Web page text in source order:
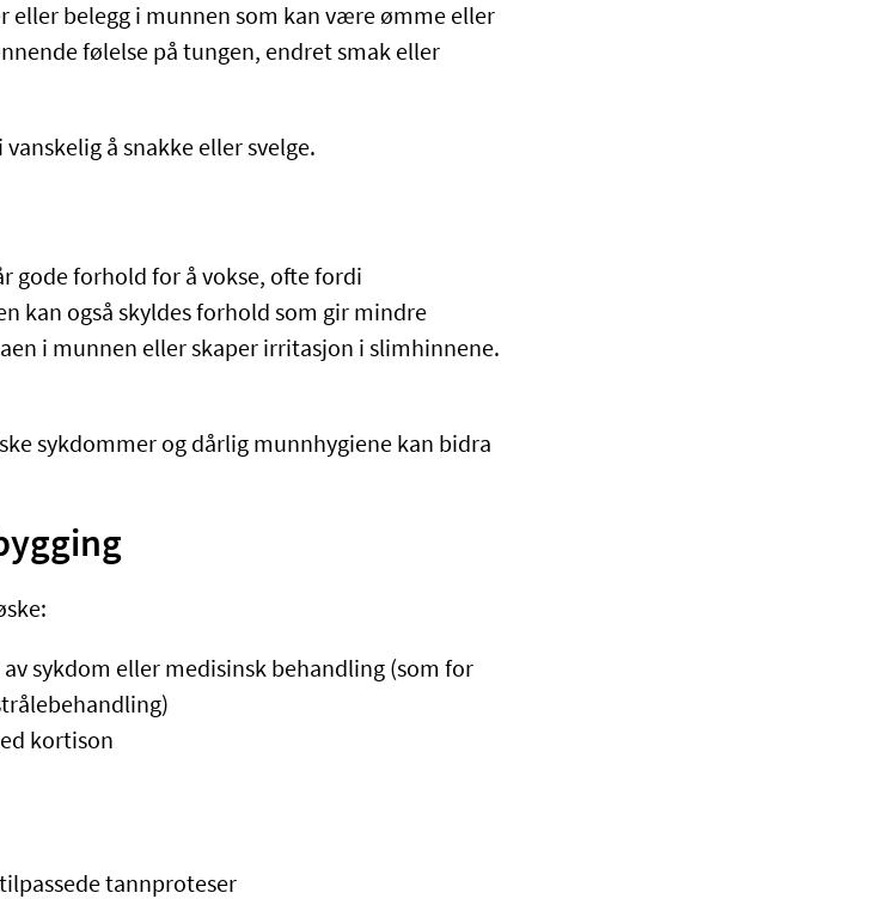
eller belegg i munnen som kan være ømme eller
følelse på tungen, endret smak eller
å snakke eller svelge.
gode forhold for å vokse, ofte fordi
kan også skyldes forhold som gir mindre
i munnen eller skaper irritasjon i slimhinnene.
sykdommer og dårlig munnhygiene kan bidra
sykdom eller medisinsk behandling (som for
kortison
tannproteser